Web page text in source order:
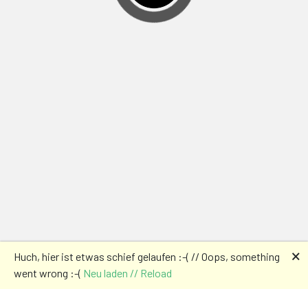
Huch, hier ist etwas schief gelaufen :-( // Oops, something
went wrong :-( Neu laden // Reload
🗙